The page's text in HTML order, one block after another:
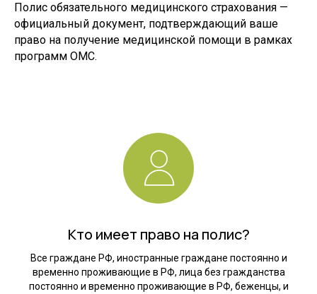
Полис обязательного медицинского страхования —
официальный документ, подтверждающий ваше
право на получение медицинской помощи в рамках
программ ОМС.
Кто имеет право на полис?
Все граждане РФ, иностранные граждане постоянно и
временно проживающие в РФ, лица без гражданства
постоянно и временно проживающие в РФ, беженцы, и